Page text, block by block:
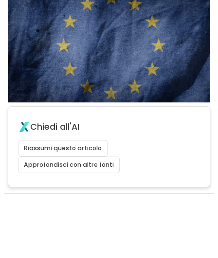
Chiedi all'AI
Riassumi questo articolo
Approfondisci con altre fonti